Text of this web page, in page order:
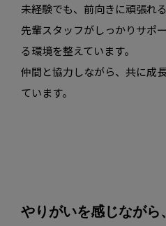
未経験でも、前向きに頑張れ
先輩スタッフがしっかりサポ
る環境を整えています。
仲間と協力しながら、共に成
ています。
やりがいを感じなが